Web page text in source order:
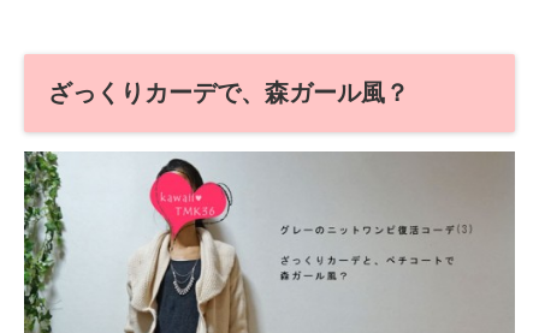
ざっくりカーデで、森ガール風？